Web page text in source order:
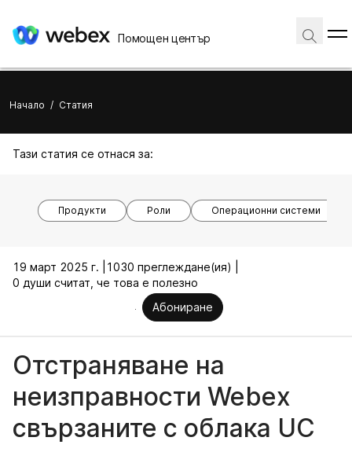
Помощен център
Начало / Статия
Тази статия се отнася за:
Продукти Роли Операционни системи
19 март 2025 г. |
1030 преглеждане(ия) |
0 души считат, че това е полезно
Абониране
Отстраняване на
неизправности Webex
свързаните с облака UC